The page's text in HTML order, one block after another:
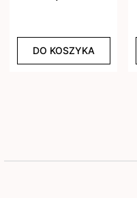
DO KOSZYKA